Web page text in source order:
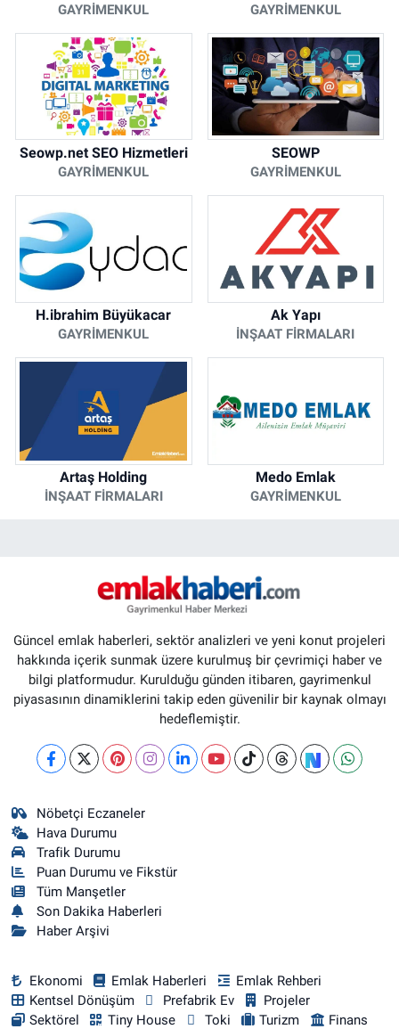
GAYRIMENKUL GAYRIMENKUL
Seowp.net SEO Hizmetleri
GAYRIMENKUL
SEOWP
GAYRIMENKUL
H.ibrahim Büyükacar
GAYRIMENKUL
Ak Yapı
İNŞAAT FIRMALARI
Artaş Holding
İNŞAAT FIRMALARI
Medo Emlak
GAYRIMENKUL
Güncel emlak haberleri, sektör analizleri ve yeni konut projeleri
hakkında içerik sunmak üzere kurulmuş bir çevrimiçi haber ve
bilgi platformudur. Kurulduğu günden itibaren, gayrimenkul
piyasasının dinamiklerini takip eden güvenilir bir kaynak olmayı
hedeflemiştir.
Nöbetçi Eczaneler
Hava Durumu
Trafik Durumu
Puan Durumu ve Fikstür
Tüm Manşetler
Son Dakika Haberleri
Haber Arşivi
Ekonomi Emlak Haberleri
Emlak Rehberi
Kentsel Dönüşüm
Prefabrik Ev
Projeler
Sektörel
Tiny House Toki Turizm
Finans